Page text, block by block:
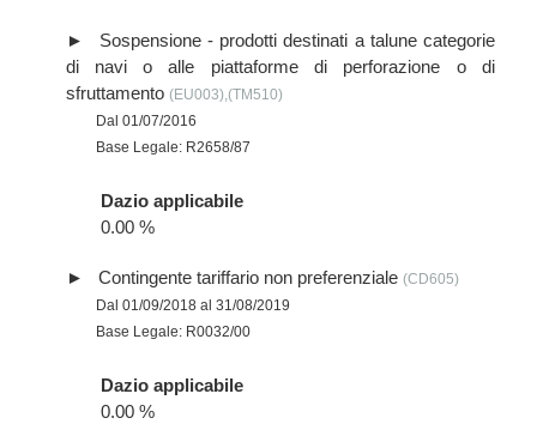
Sospensione - prodotti destinati a talune categorie
di navi o alle piattaforme di perforazione o di
sfruttamento (EU003),(TM510)
Dal 01/07/2016
Base Legale: R2658/87
Dazio applicabile
0.00 %
Contingente tariffario non preferenziale (CD605)
Dal 01/09/2018 al 31/08/2019
Base Legale: R0032/00
Dazio applicabile
0.00 %